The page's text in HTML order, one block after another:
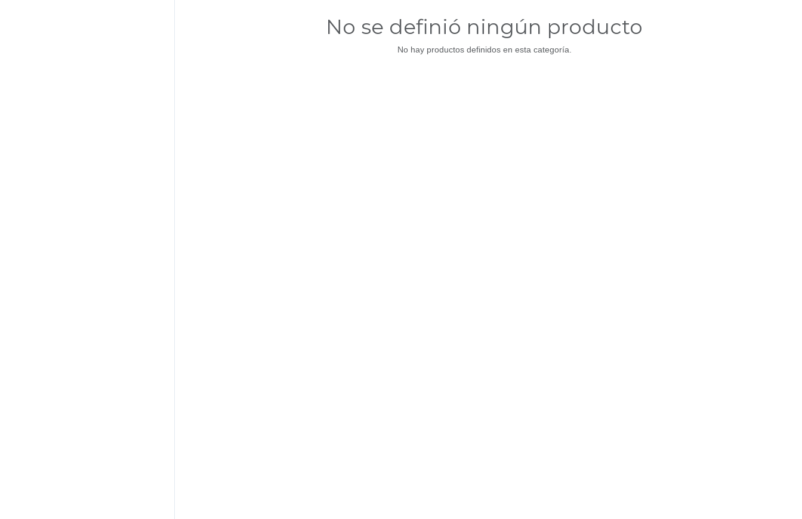
No se definió ningún producto
No hay productos definidos en esta categoría.